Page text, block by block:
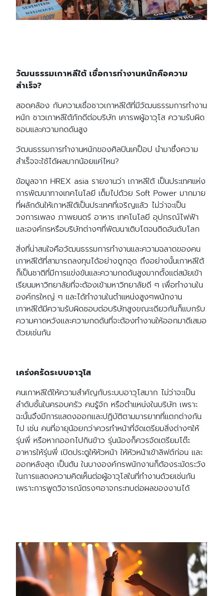
Search
for:
วัฒนธรรมเกาหลีใต้ เชื่อการทำงานหนักคือความ
สำเร็จ?
สอดคล้อง กับความเชื่อชาวเกาหลีใต้ที่มีวัฒนธรรมการทำงาน
หนัก ชาวเกาหลีใต้ภักดีต่อบริษัท เคารพผู้อาวุโส ความรับผิด
ชอบและความกดดันสูง
วัฒนธรรมการทำงานหนักของศิลปินเคป็อป นำมาซึ่งความ
สำเร็จจะใช้ได้ผลมากน้อยแค่ไหน?
ข้อมูลจาก HREX asia รายงานว่า เกาหลีใต้ เป็นประเทศแห่ง
การพัฒนาทางเทคโนโลยี เต็มไปด้วย Soft Power มากมาย
ที่ผลักดันให้เกาหลีใต้เป็นประเทศที่เจริญแล้ว ไม่ว่าจะเป็น
วงการเพลง ภาพยนตร์ อาหาร เทคโนโลยี อุปกรณ์ไฟฟ้า
และองค์กรหรือบริษัทต่างๆที่พัฒนาเติบโตจนติดอันดับโลก
สิ่งที่น่าสนใจคือวัฒนธรรมการทำงานและความฉลาดของคน
เกาหลีใต้ที่สามารถลงทุนได้อย่างถูกจุด ถึงอย่างนั้นเกาหลีใต้
ก็เป็นชาติที่มีการแข่งขันและความกดดันสูงมากตั้งแต่สมัยเข้า
เรียนมหาวิทยาลัยที่จะต้องเข้ามหาวิทยาลัยดี ๆ เพื่อทำงานใน
องค์กรใหญ่ ๆ และได้ทำงานในตำแหน่งสูงๆพนักงาน
เกาหลีใต้มีความรับผิดชอบต่อบริษัทสูงขณะเดียวกันก็แบกรับ
ความคาดหวังและความกดดันที่จะต้องทำงานให้ออกมาดีเสมอ
ด้วยเช่นกัน
เคร่งครัดระบบอาวุโส
คนเกาหลีใต้ให้ความสำคัญกับระบบอาวุโสมาก ไม่ว่าจะเป็น
ลำดับชั้นในครอบครัว คนรู้จัก หรือตำแหน่งในบริษัท เพราะ
ฉะนั้นจึงมีการแสดงออกและปฏิบัติตามมารยาทที่แตกต่างกัน
ไป เช่น คนที่อายุน้อยกว่าควรทำหน้าที่จัดเตรียมสิ่งต่างๆให้
รุ่นพี่ หรือหากออกไปกินข้าว รุ่นน้องก็ควรจัดเตรียมโต๊ะ
อาหารให้รุ่นพี่ เปิดประตูให้หัวหน้า ให้หัวหน้าเข้าลิฟต์ก่อน และ
ออกหลังสุด เป็นต้น ในบางองค์กรพนักงานก็ต้องระมัดระวัง
ในการแสดงความคิดเห็นต่อผู้อาวุโสในที่ทำงานด้วยเช่นกัน
เพราะการพูดวิจารณ์ตรงๆอาจกระทบต่อผลของงานได้